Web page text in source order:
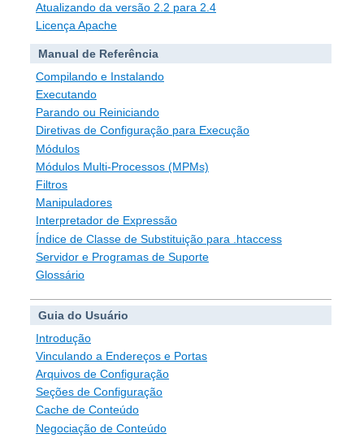
Atualizando da versão 2.2 para 2.4
Licença Apache
Manual de Referência
Compilando e Instalando
Executando
Parando ou Reiniciando
Diretivas de Configuração para Execução
Módulos
Módulos Multi-Processos (MPMs)
Filtros
Manipuladores
Interpretador de Expressão
Índice de Classe de Substituição para .htaccess
Servidor e Programas de Suporte
Glossário
Guia do Usuário
Introdução
Vinculando a Endereços e Portas
Arquivos de Configuração
Seções de Configuração
Cache de Conteúdo
Negociação de Conteúdo